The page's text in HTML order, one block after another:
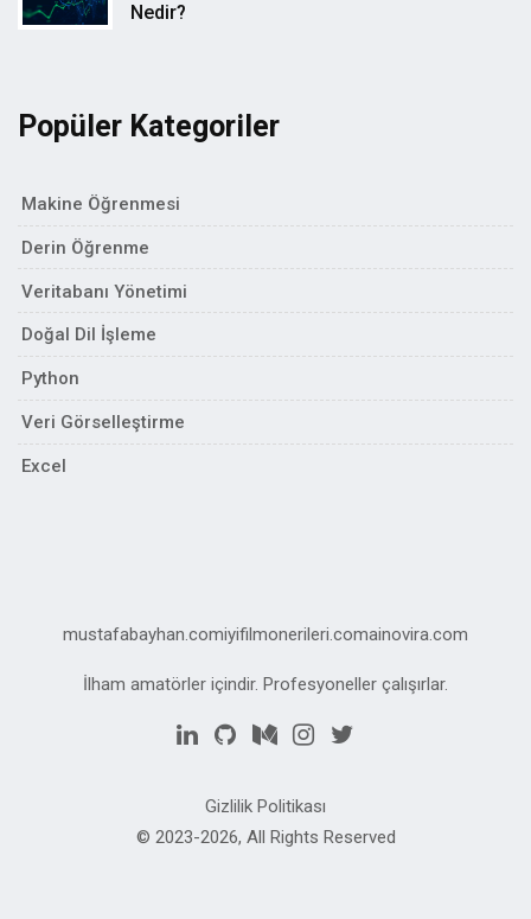
Nedir?
Popüler Kategoriler
Makine Öğrenmesi
Derin Öğrenme
Veritabanı Yönetimi
Doğal Dil İşleme
Python
Veri Görselleştirme
Excel
mustafabayhan.comiyifilmonerileri.comainovira.com
İlham amatörler içindir. Profesyoneller çalışırlar.
Gizlilik Politikası
© 2023-2026, All Rights Reserved